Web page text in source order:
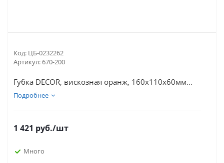
Код: ЦБ-0232262
Артикул:670-200
Губка DECOR, вискозная оранж, 160х110х60мм...
Подробнее
1 421 руб./шт
Много